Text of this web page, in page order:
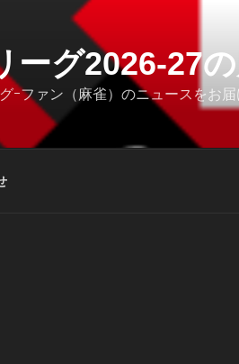
ーグ2026-27
ｰファン（麻雀）のニュースをお届